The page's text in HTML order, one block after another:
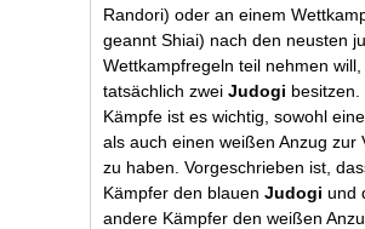
Randori) oder an einem
geannt Shiai) nach den neusten
Wettkampfregeln teil nehmen
tatsächlich zwei Judogi
Kämpfe ist es wichtig, sowohl
als auch einen weißen Anzug zur
zu haben. Vorgeschrieben ist,
Kämpfer den blauen Judogi und
andere Kämpfer den weißen